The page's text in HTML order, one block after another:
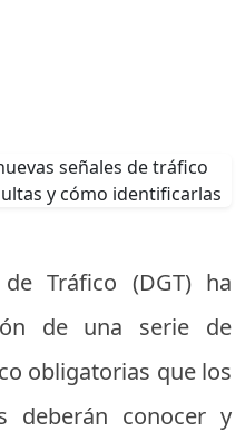
Tráfico (DGT) ha
de una serie de
obligatorias que los
deberán conocer y